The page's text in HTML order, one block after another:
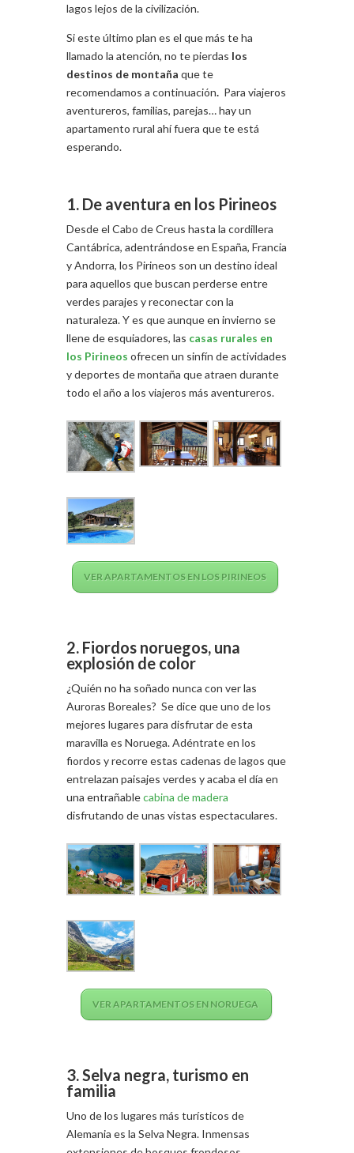
lagos lejos de la civilización.
Si este último plan es el que más te ha
llamado la atención, no te pierdas los
destinos de montaña que te
recomendamos a continuación. Para viajeros
aventureros, familias, parejas… hay un
apartamento rural ahí fuera que te está
esperando.
1. De aventura en los Pirineos
Desde el Cabo de Creus hasta la cordillera
Cantábrica, adentrándose en España, Francia
y Andorra, los Pirineos son un destino ideal
para aquellos que buscan perderse entre
verdes parajes y reconectar con la
naturaleza. Y es que aunque en invierno se
llene de esquiadores, las casas rurales en
los Pirineos ofrecen un sinfín de actividades
y deportes de montaña que atraen durante
todo el año a los viajeros más aventureros.
VER APARTAMENTOS EN LOS PIRINEOS
2. Fiordos noruegos, una
explosión de color
¿Quién no ha soñado nunca con ver las
Auroras Boreales? Se dice que uno de los
mejores lugares para disfrutar de esta
maravilla es Noruega. Adéntrate en los
fiordos y recorre estas cadenas de lagos que
entrelazan paisajes verdes y acaba el día en
una entrañablecabina de madera
disfrutando de unas vistas espectaculares.
VER APARTAMENTOS EN NORUEGA
3. Selva negra, turismo en
familia
Uno de los lugares más turísticos de
Alemania es la Selva Negra. Inmensas